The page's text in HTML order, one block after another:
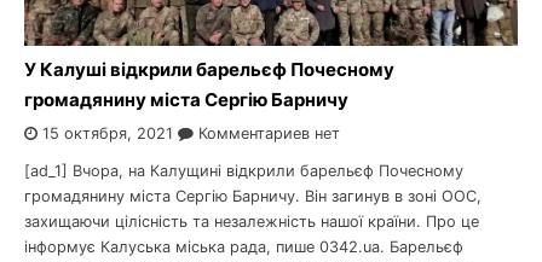
У Калуші відкрили барельєф Почесному
громадянину міста Сергію Барничу
15 октября, 2021 Комментариев нет
[ad_1] Вчора, на Калущині відкрили барельєф Почесному
громадянину міста Сергію Барничу. Він загинув в зоні ООС,
захищаючи цілісність та незалежність нашої країни. Про це
інформує Калуська міська рада, пише 0342.ua. Барельєф